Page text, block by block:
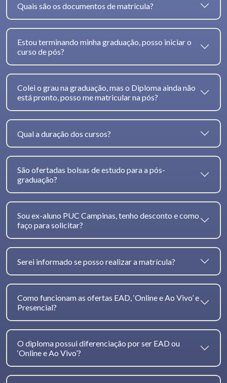
Quais são os documentos de matrícula?
Estou terminando minha graduação, posso iniciar o
curso de pós?
Colei o grau na graduação, mas o Diploma ainda não
está pronto, posso me matricular na pós?
Qual a duração dos cursos?
São ofertadas bolsas de estudo para a pós-
graduação?
Sou ex-aluno PUC Campinas, tenho desconto e como
faço para solicitar?
Serei informado se posso realizar a matrícula?
Como funcionam as ofertas EAD, ‘Online e Ao Vivo’ e
Presencial?
O diploma possui diferenciação por ser EAD ou
‘Online e Ao Vivo’?